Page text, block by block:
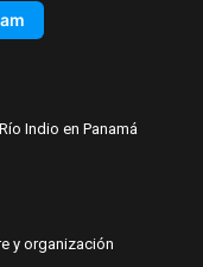
Indio en Panamá
y organización